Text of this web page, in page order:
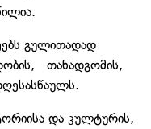
გულითადად
თანადგომის,
და კულტურის,